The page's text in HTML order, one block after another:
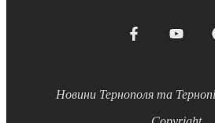
Новини Тернополя та